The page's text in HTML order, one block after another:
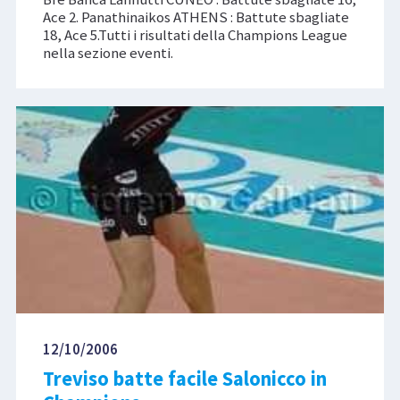
Ace 2. Panathinaikos ATHENS : Battute sbagliate
18, Ace 5.Tutti i risultati della Champions League
nella sezione eventi.
12/10/2006
Treviso batte facile Salonicco in